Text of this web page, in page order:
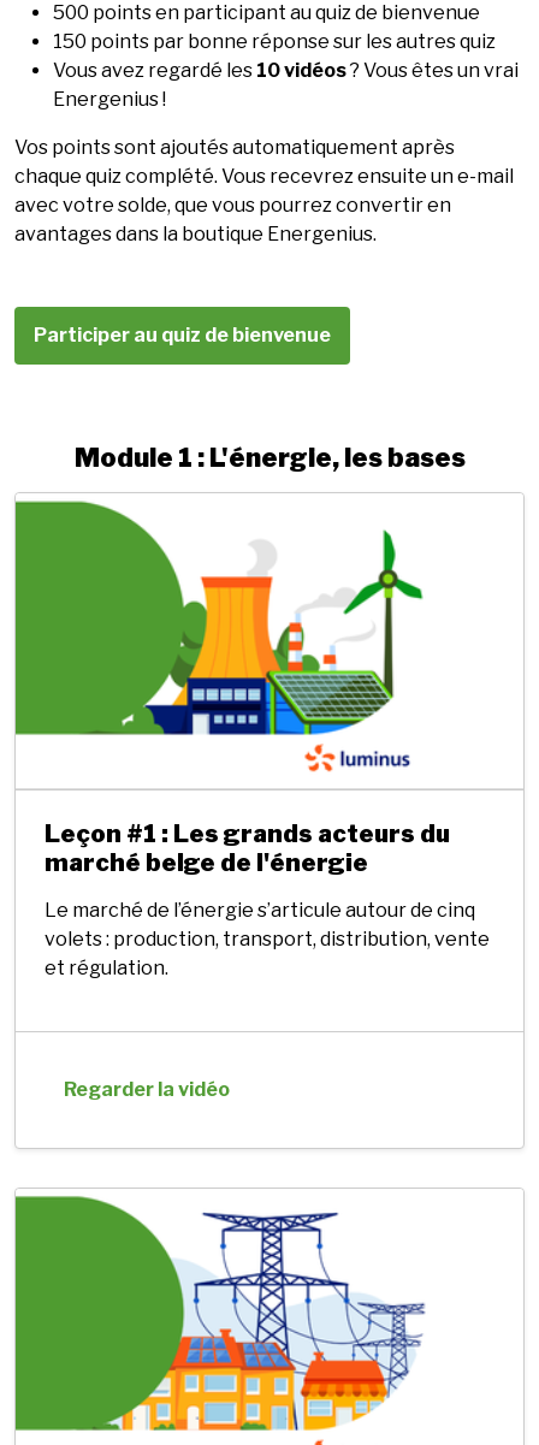
500 points en participant au quiz de bienvenue
150 points par bonne réponse sur les autres quiz
Vous avez regardé les 10 vidéos? Vous êtes un vrai
Energenius !
Vos points sont ajoutés automatiquement après
chaque quiz complété. Vous recevrez ensuite un e-mail
avec votre solde, que vous pourrez convertir en
avantages dans la boutique Energenius.
Participer au quiz de bienvenue
Module 1 : L'énergie, les bases
Leçon #1 : Les grands acteurs du
marché belge de l'énergie
Le marché de l’énergie s’articule autour de cinq
volets : production, transport, distribution, vente
et régulation.
Regarder la vidéo